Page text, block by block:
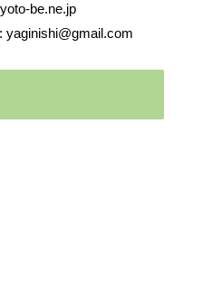
be.ne.jp
yaginishi@gmail.com